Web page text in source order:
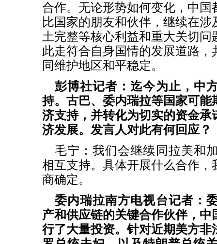
合作。无论形势如何变化，中国
比国家的朋友和伙伴，继续在
土完整等核心利益和重大关切
此走符合自身国情的发展道路
同维护地区和平稳定。
彭博社记者：迄今为止，中
持。古巴、委内瑞拉等国家可能
济支持，并转化为切实的资金承
济发展。发言人对此有何回应？
毛宁：我们会继续同拉美和
相互支持。具体开展什么合作，
商确定。
委内瑞拉南方电视台记者：
产和供应链的关键合作伙伴，
行了大量投资。针对近期美方非